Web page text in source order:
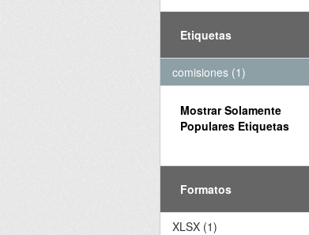
Etiquetas
comisiones (1)
Mostrar Solamente
Populares Etiquetas
Formatos
XLSX (1)